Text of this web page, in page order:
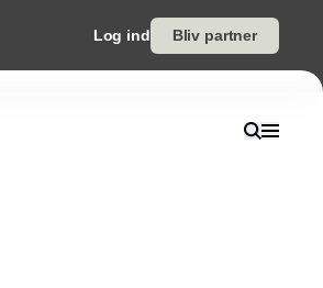
Log ind Bliv partner